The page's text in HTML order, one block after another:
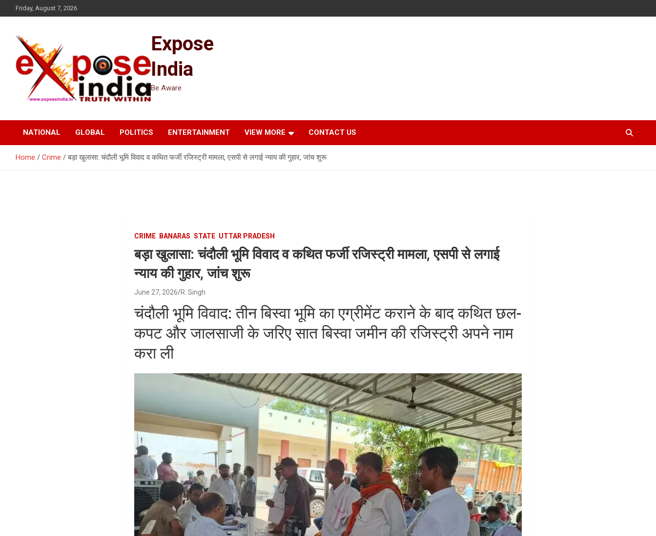
to
Friday, August 7, 2026
Expose
India
Be Aware
NATIONAL GLOBAL POLITICS ENTERTAINMENT VIEW MORE CONTACT US
Home Crime बड़ा खुलासा: चंदौली भूमि विवाद व कथित फर्जी रजिस्ट्री मामला, एसपी से लगाई न्याय की गुहार, जांच शुरू
CRIME BANARAS STATE UTTAR PRADESH
बड़ा खुलासा: चंदौली भूमि विवाद व कथित फर्जी रजिस्ट्री मामला, एसपी से लगाई
न्याय की गुहार, जांच शुरू
June 27, 2026 R. Singh
चंदौली भूमि विवाद: तीन बिस्वा भूमि का एग्रीमेंट कराने के बाद कथित छल-
कपट और जालसाजी के जरिए सात बिस्वा जमीन की रजिस्ट्री अपने नाम
करा ली